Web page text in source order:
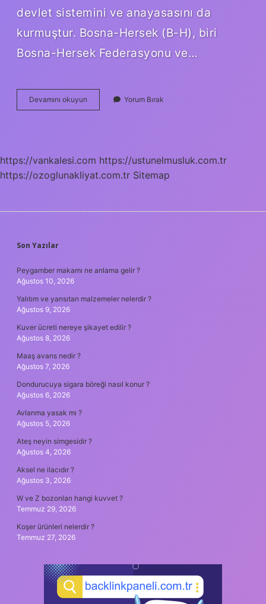
devlet sistemini ve anayasasını da
kurmuştur. Bosna-Hersek (B-H), biri
Bosna-Hersek Federasyonu ve…
Devamını okuyun
Hersek
Yorum Bırak
https://vankalesi.com https://ustunelmusluk.com.tr
https://ozoglunakliyat.com.tr Sitemap
SIDEBAR
Son Yazılar
Peygamber makamı ne anlama gelir ?
Ağustos 10, 2026
Yalıtım ve yansıtan malzemeler nelerdir ?
Ağustos 9, 2026
Kuver ücreti nereye şikayet edilir ?
Ağustos 8, 2026
Maaş avans nedir ?
Ağustos 7, 2026
Dondurucuya sigara böreği nasıl konur ?
Ağustos 6, 2026
Avlanma yasak mı ?
Ağustos 5, 2026
Ateş neyin simgesidir ?
Ağustos 4, 2026
Aksel ne ilacıdır ?
Ağustos 3, 2026
W ve Z bozonları hangi kuvvet ?
Temmuz 29, 2026
Koşer ürünleri nelerdir ?
Temmuz 27, 2026